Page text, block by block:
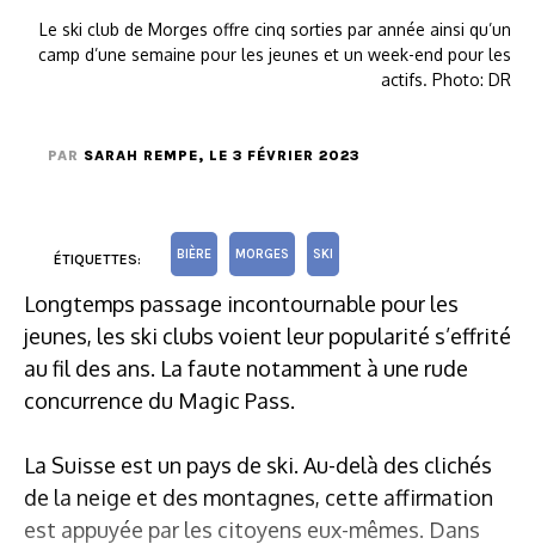
Le ski club de Morges offre cinq sorties par année ainsi qu’un
camp d’une semaine pour les jeunes et un week-end pour les
actifs. Photo: DR
PAR SARAH REMPE, LE 3 FÉVRIER 2023
ÉTIQUETTES: BIÈRE MORGES SKI
Longtemps passage incontournable pour les
jeunes, les ski clubs voient leur popularité s’effrité
au fil des ans. La faute notamment à une rude
concurrence du Magic Pass.
La Suisse est un pays de ski. Au-delà des clichés
de la neige et des montagnes, cette affirmation
est appuyée par les citoyens eux-mêmes. Dans